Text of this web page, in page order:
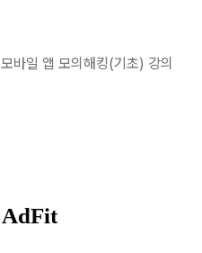
바일 앱 모의해킹(기초) 강의